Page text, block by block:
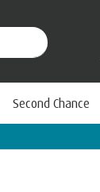
Second Chance